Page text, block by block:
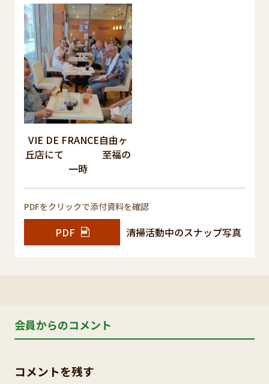
VIE DE FRANCE自由ヶ
丘店にて 至福の
一時
PDFをクリックで添付資料を確認
PDF 清掃活動中のスナップ写真
会員からのコメント
コメントを残す